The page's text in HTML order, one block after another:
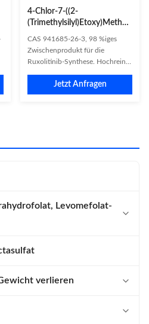
4-Chlor-7-((2-
(Trimethylsilyl)Etoxy)Methyl)-7H-
Pyrrolo[2,3-d]Pyrimidin
(941685-26-3)
CAS 941685-26-3, 98 %iges
Zwischenprodukt für die
Ruxolitinib-Synthese. Hochreine
mit 2 Jahren Haltbarkeit,
verpackt in 25-kg-Fässern für die
Jetzt Anfragen
Levomefolat-
verlieren